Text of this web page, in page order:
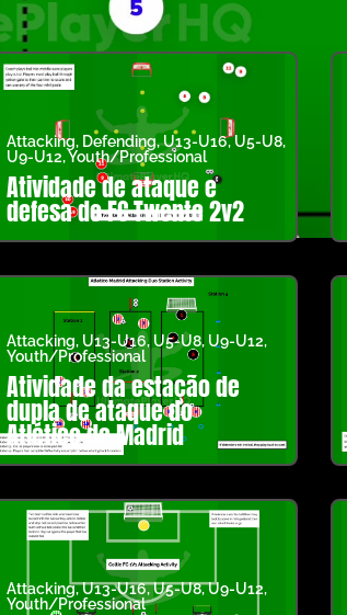
Attacking, Defending,U13-U16,U5-U8,
U9-U12,Youth/Professional
Atividade de ataque e
defesa do FC Twente 2v2
Attacking, U13-U16, U5-U8, U9-U12,
Youth/Professional
Atividade da estação de
dupla de ataque do
Atlético de Madrid
Attacking,U13-U16,U5-U8,U9-U12,
Youth/Professional